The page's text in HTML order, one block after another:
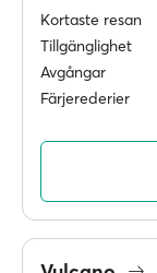
Kortaste resan
Tillgänglighet
Avgångar
Färjerederier